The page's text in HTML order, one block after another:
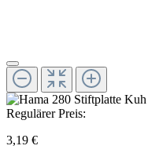
Regulärer Preis:
3,19 €